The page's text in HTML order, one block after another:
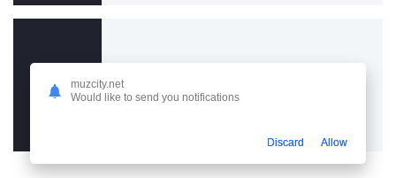
Kalisk - Не уходи
Узбекские и казахские песни, 05.05.26
muzcity.net
Would like to send you notifications
Discard Allow